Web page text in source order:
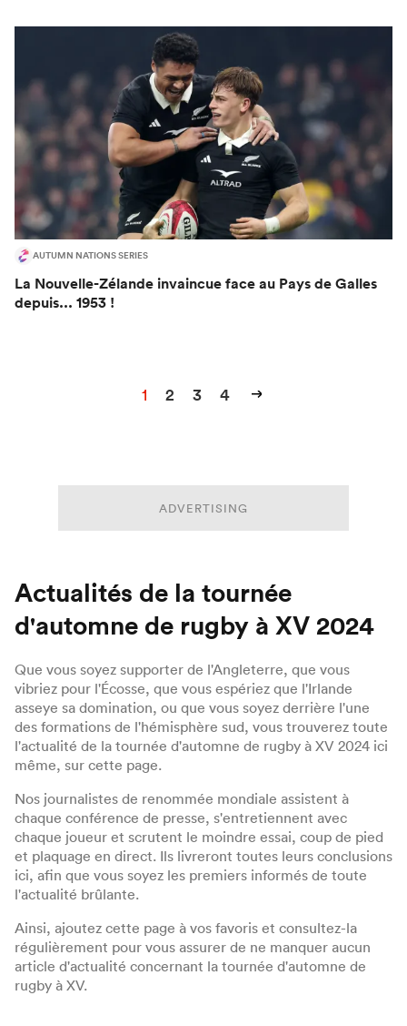
AUTUMN NATIONS SERIES
La Nouvelle-Zélande invaincue face au Pays de Galles
depuis... 1953 !
1 2 3 4
ADVERTISING
Actualités de la tournée
d'automne de rugby à XV 2024
Que vous soyez supporter de l'Angleterre, que vous
vibriez pour l'Écosse, que vous espériez que l'Irlande
asseye sa domination, ou que vous soyez derrière l'une
des formations de l'hémisphère sud, vous trouverez toute
l'actualité de la tournée d'automne de rugby à XV 2024 ici
même, sur cette page.
Nos journalistes de renommée mondiale assistent à
chaque conférence de presse, s'entretiennent avec
chaque joueur et scrutent le moindre essai, coup de pied
et plaquage en direct. Ils livreront toutes leurs conclusions
ici, afin que vous soyez les premiers informés de toute
l'actualité brûlante.
Ainsi, ajoutez cette page à vos favoris et consultez-la
régulièrement pour vous assurer de ne manquer aucun
article d'actualité concernant la tournée d'automne de
rugby à XV.